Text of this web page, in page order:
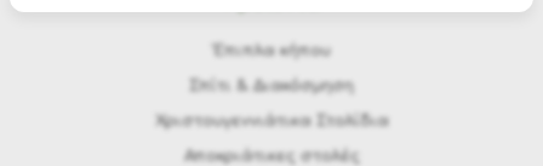
Έπιπλα κήπου
Σπίτι & Διακόσμηση
Χριστουγεννιάτικα Στολίδια
Αποκριάτικες στολές